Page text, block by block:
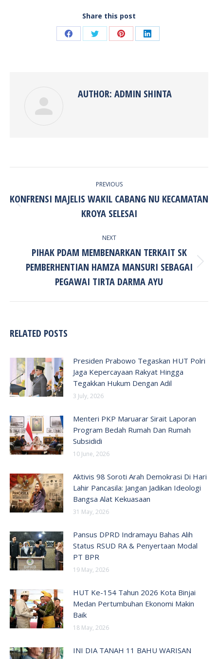
Share this post
Share Share Share Share
AUTHOR: ADMIN SHINTA
PREVIOUS
Previous
post:
KONFRENSI MAJELIS WAKIL CABANG NU KECAMATAN
KROYA SELESAI
NEXT
Next
post:
PIHAK PDAM MEMBENARKAN TERKAIT SK
PEMBERHENTIAN HAMZA MANSURI SEBAGAI
PEGAWAI TIRTA DARMA AYU
RELATED POSTS
Presiden Prabowo Tegaskan HUT Polri
Jaga Kepercayaan Rakyat Hingga
Tegakkan Hukum Dengan Adil
3 July, 2026
Menteri PKP Maruarar Sirait Laporan
Program Bedah Rumah Dan Rumah
Subsididi
10 June, 2026
Aktivis 98 Soroti Arah Demokrasi Di Hari
Lahir Pancasila: Jangan Jadikan Ideologi
Bangsa Alat Kekuasaan
31 May, 2026
Pansus DPRD Indramayu Bahas Alih
Status RSUD RA & Penyertaan Modal
PT BPR
19 May, 2026
HUT Ke-154 Tahun 2026 Kota Binjai
Medan Pertumbuhan Ekonomi Makin
Baik
18 May, 2026
INI DIA TANAH 11 BAHU WARISAN